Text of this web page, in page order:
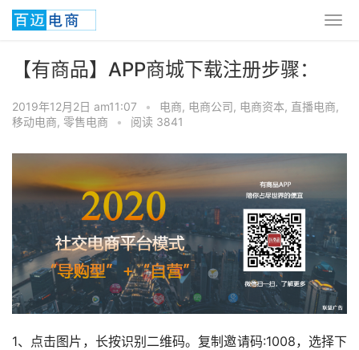
【有商品】APP商城下载注册步骤：
2019年12月2日 am11:07 • 电商, 电商公司, 电商资本, 直播电商,
移动电商, 零售电商 • 阅读 3841
1、点击图片，长按识别二维码。复制邀请码:1008，选择下